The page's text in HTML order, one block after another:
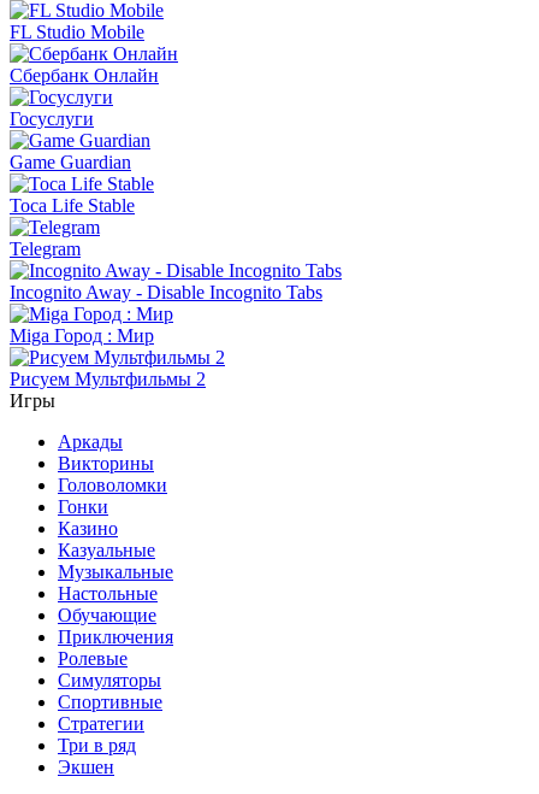
FL Studio Mobile
Сбербанк Онлайн
Госуслуги
Game Guardian
Toca Life Stable
Telegram
Incognito Away - Disable Incognito Tabs
Miga Город : Мир
Рисуем Мультфильмы 2
Игры
Аркады
Викторины
Головоломки
Гонки
Казино
Казуальные
Музыкальные
Настольные
Обучающие
Приключения
Ролевые
Симуляторы
Спортивные
Стратегии
Три в ряд
Экшен